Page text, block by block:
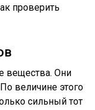
вещества. Они
величине этого
сильный тот